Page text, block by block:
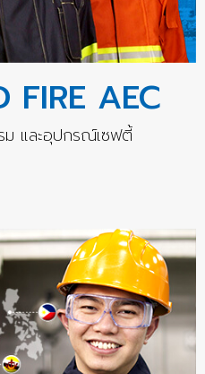
FIRE AEC
ม และอุปกรณ์เซฟตี้